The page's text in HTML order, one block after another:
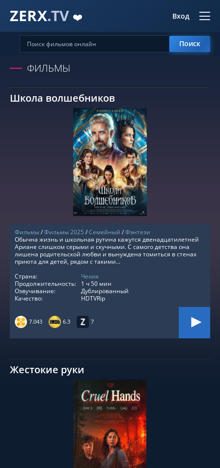
ZERX.TV ❤️ Вход
Поиск
ФИЛЬМЫ
Школа волшебников
СМОТРЕТЬ ОНЛАЙН
Фильмы/Фильмы 2025 /Семейный /Фэнтези
7.043 6.3 7
Обычна жизнь и школьная рутина кажутся двенадцатилетней
Ариане слишком серыми и скучными. С самого детства она
лишена родительской любви и вынуждена томиться в стенах
приюта для детей, рядом с такими...
Страна:
Чехия
Продолжительность:
1 ч 50 мин
Озвучивание:
Дублированный
Качество:
HDTVRip
Жестокие руки
СМОТРЕТЬ ОНЛАЙН